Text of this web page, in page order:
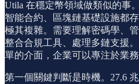
Utila 在穩定幣領域做類似的事
智能合約、區塊鏈基礎設施都
極其複雜。需要理解密碼學、管
整合合規工具、處理多鏈支援
單的介面，企業可以專注於業
第一個關鍵判斷是時機。27.6